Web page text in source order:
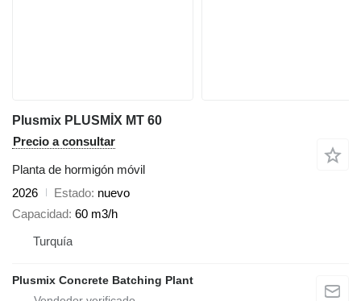
Plusmix PLUSMİX MT 60
Precio a consultar
Planta de hormigón móvil
2026
Estado nuevo
Capacidad 60 m3/h
Turquía
Plusmix Concrete Batching Plant